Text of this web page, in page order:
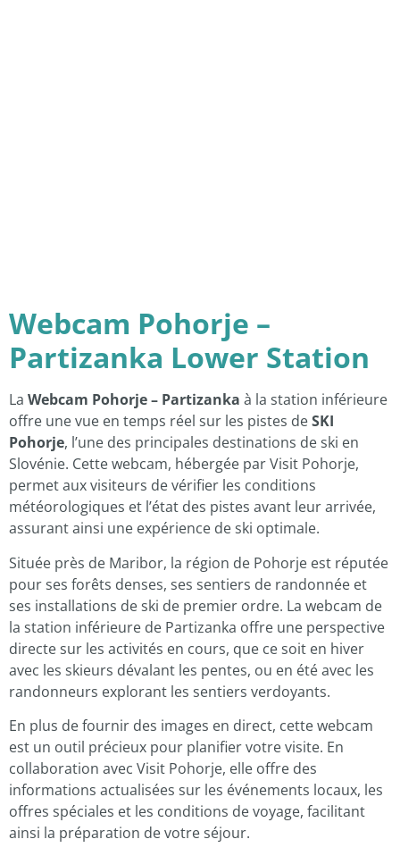
Webcam Pohorje –
Partizanka Lower Station
La Webcam Pohorje – Partizanka à la station inférieure
offre une vue en temps réel sur les pistes deSKI
Pohorje, l’une des principales destinations de ski en
Slovénie. Cette webcam, hébergée par Visit Pohorje,
permet aux visiteurs de vérifier les conditions
météorologiques et l’état des pistes avant leur arrivée,
assurant ainsi une expérience de ski optimale.
Située près de Maribor, la région de Pohorje est réputée
pour ses forêts denses, ses sentiers de randonnée et
ses installations de ski de premier ordre. La webcam de
la station inférieure de Partizanka offre une perspective
directe sur les activités en cours, que ce soit en hiver
avec les skieurs dévalant les pentes, ou en été avec les
randonneurs explorant les sentiers verdoyants.
En plus de fournir des images en direct, cette webcam
est un outil précieux pour planifier votre visite. En
collaboration avec Visit Pohorje, elle offre des
informations actualisées sur les événements locaux, les
offres spéciales et les conditions de voyage, facilitant
ainsi la préparation de votre séjour.